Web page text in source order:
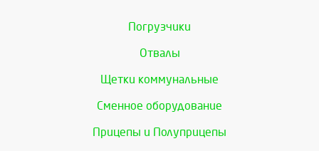
Погрузчики
Отвалы
Щетки коммунальные
Сменное оборудование
Прицепы и Полуприцепы